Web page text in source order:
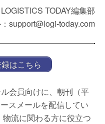
LOGISTICS TODAY編集部
support@logi-today.com
はこちら
会員向けに、朝刊（平
スメールを配信してい
流に関わる方に役立つ